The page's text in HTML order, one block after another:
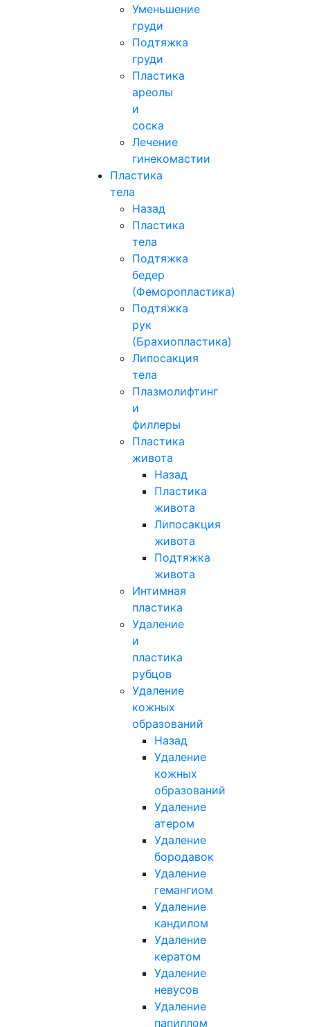
Уменьшение
груди
Подтяжка
груди
Пластика
ареолы
и
соска
Лечение
гинекомастии
Пластика
тела
Назад
Пластика
тела
Подтяжка
бедер
(Феморопластика)
Подтяжка
рук
(Брахиопластика)
Липосакция
тела
Плазмолифтинг
и
филлеры
Пластика
живота
Назад
Пластика
живота
Липосакция
живота
Подтяжка
живота
Интимная
пластика
Удаление
и
пластика
рубцов
Удаление
кожных
образований
Назад
Удаление
кожных
образований
Удаление
атером
Удаление
бородавок
Удаление
гемангиом
Удаление
кандилом
Удаление
кератом
Удаление
невусов
Удаление
папиллом